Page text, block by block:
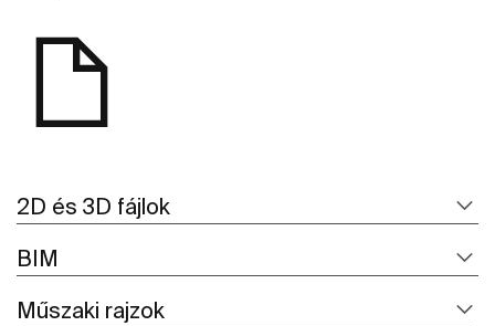
2D és 3D fájlok
BIM
Műszaki rajzok